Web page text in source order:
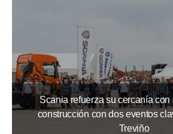
Scania refuerza su cercanía con
construcción con dos eventos
Treviño